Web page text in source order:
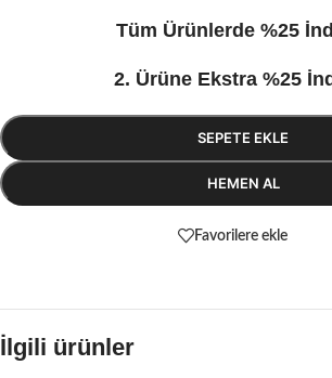
Tüm Ürünlerde %25
2. Ürüne Ekstra %25
SEPETE EKLE
HEMEN AL
Favorilere ekle
İlgili ürünler